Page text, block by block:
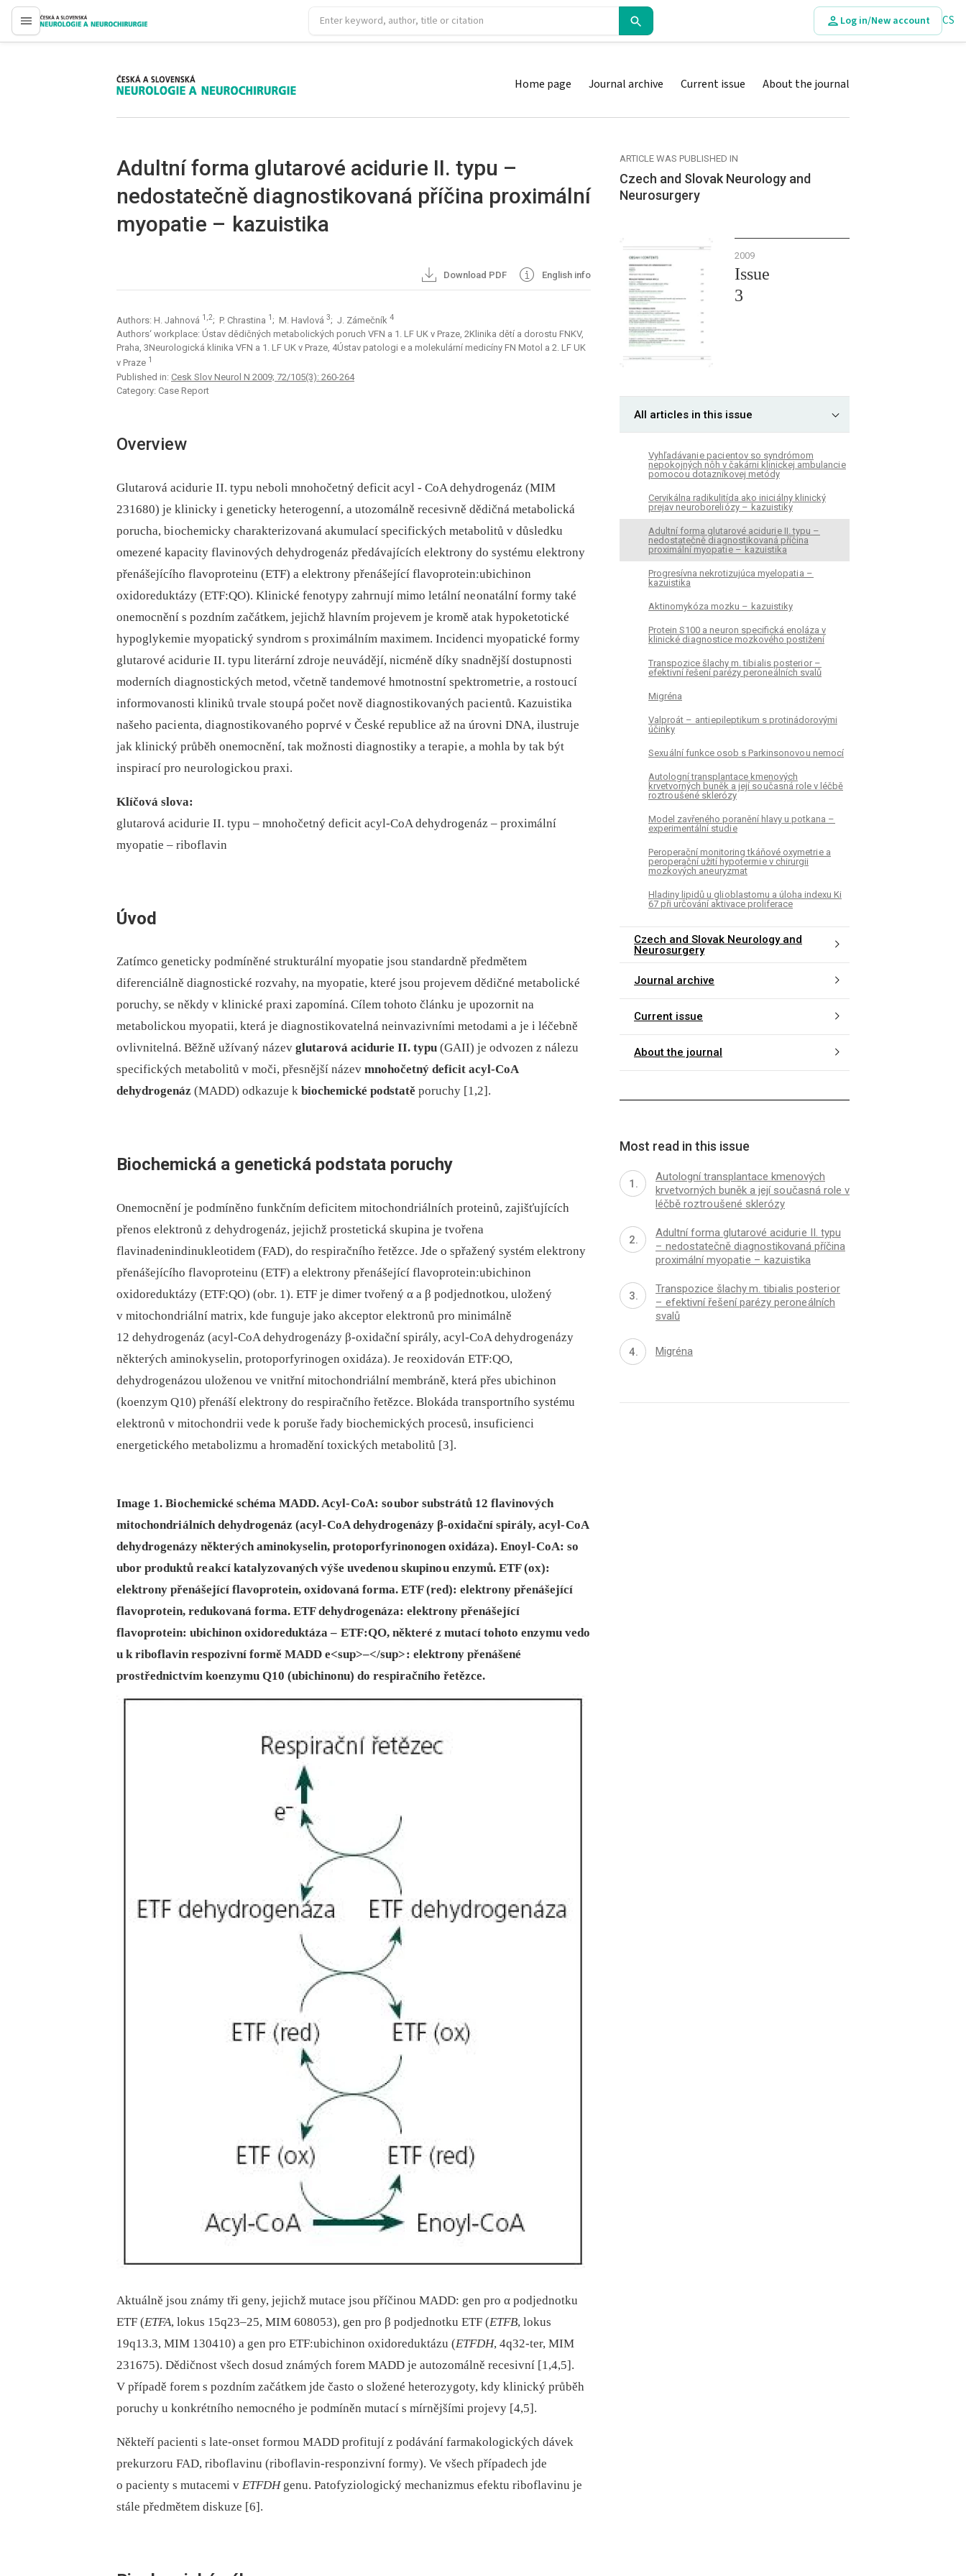
proLékaře.cz
Log in/New account CS
proLékaře.cz Home page Journal archive Current issue About the journal
Adultní forma glutarové aciduri e II. typu –
nedostatečně di agnostikovaná příčina proximální
myopati e – kazuistika
Download PDF English info
Authors: H. Jahnová 1,2; P. Chrastina 1 ; M. Havlová 3; J. Zámečník 4
Authors‘ workplace: Ústav dědičných metabolických poruch VFN a 1. LF UK v Praze, 2Klinika dětí a dorostu FNKV,
Praha, 3Neurologická klinika VFN a 1. LF UK v Praze, 4Ústav patologi e a molekulární medicíny FN Motol a 2. LF UK
v Praze 1
Published in: Cesk Slov Neurol N 2009; 72/105(3): 260-264
Category: Case Report
Overview
Glutarová aciduri e II. typu neboli mnohočetný deficit acyl ‑⁠ CoA dehydrogenáz (MIM
231680) je klinicky i geneticky heterogenní, a utozomálně recesivně dědičná metabolická
porucha, bi ochemicky charakterizovaná akumulací specifických metabolitů v důsledku
omezené kapacity flavinových dehydrogenáz předávajících elektrony do sy­stému elektrony
přenášejícího flavoproteinu (ETF) a elektrony přenášející flavoprotein:ubichinon
oxidoreduktázy (ETF:QO). Klinické fenotypy zahrnují mimo letální ne onatální formy také
onemocnění s pozdním začátkem, jejichž hlavním projevem je kromě atak hypoketotické
hypoglykemi e myopatický syndrom s proximálním maximem. Incidenci myopatické formy
glutarové aciduri e II. typu literární zdroje ne uvádějí, nicméně díky snadnější dostupnosti
moderních di agnostických metod, včetně tandemové hmotnostní spektrometri e, a rosto ucí
informovanosti kliniků trvale sto upá počet nově di agnostikovaných paci entů. Kazuistika
našeho paci enta, di agnostikovaného poprvé v České republice až na úrovni DNA, ilustruje
jak klinický průběh onemocnění, tak možnosti di agnostiky a terapi e, a mohla by tak být
inspirací pro ne urologicko u praxi.
Klíčová slova:
glutarová acidurie II. typu –⁠ mnohočetný deficit acyl-CoA dehydrogenáz –⁠ proximální
myopatie –⁠ riboflavin
Úvod
Zatímco geneticky podmíněné strukturální myopatie jsou standardně předmětem
diferenciálně diagnostické rozvahy, na myopatie, které jsou projevem dědičné metabolické
poruchy, se někdy v klinické praxi zapomíná. Cílem tohoto článku je upozornit na
metabolickou myopatii, která je diagnostikovatelná neinvazivními metodami a je i léčebně
ovlivnitelná. Běžně užívaný název glutarová acidurie II. typu (GAII) je odvozen z nálezu
specifických metabolitů v moči, přesnější název mnohočetný deficit acyl‑CoA
dehydrogenáz (MADD) odkazuje k biochemické podstatě poruchy [1,2].
Biochemická a genetická podstata poruchy
Onemocnění je podmíněno funkčním deficitem mitochondriálních proteinů, zajišťujících
přenos elektronů z dehydrogenáz, jejichž prostetická skupina je tvořena
flavinadenindinukleotidem (FAD), do respiračního řetězce. Jde o spřažený sy­stém elektrony
přenášejícího flavoproteinu (ETF) a elektrony přenášející flavoprotein:ubichinon
oxidoreduktázy (ETF:QO) (obr. 1). ETF je dimer tvořený α a β podjednotkou, uložený
v mitochondriální matrix, kde funguje jako akceptor elektronů pro minimálně
12 dehydrogenáz (acyl‑CoA dehydrogenázy β-oxidační spirály, acyl‑CoA dehydrogenázy
ně­kte­rých aminokyselin, protoporfyrinogen oxidáza). Je reoxidován ETF:QO,
dehydrogenázou uloženou ve vnitřní mitochondriální membráně, která přes ubichinon
(koenzym Q10) přenáší elektrony do respiračního řetězce. Blokáda transportního sy­stému
elektronů v mitochondrii vede k poruše řady biochemických procesů, insuficienci
energetického metabolizmu a hromadění toxických metabolitů [3].
Image 1. Bi ochemické schéma MADD. Acyl‑ CoA: so ubor substrátů 12 flavinových
mitochondri álních dehydrogenáz (acyl‑ CoA dehydrogenázy β-oxidační spirály, acyl‑ CoA
dehydrogenázy ně­kte­rých aminokyselin, protoporfyrinonogen oxidáza). Enoyl- CoA: so
ubor produktů re akcí kata­ly­zovaných výše uvedeno u skupino u enzymů. ETF (ox):
elektrony přenášející flavoprotein, oxidovaná forma. ETF (red): elektrony přenášející
flavoprotein, redukovaná forma. ETF dehydrogenáza: elektrony přenášející
flavoprotein: ubichinon oxidoreduktáza – ETF:QO, ně­kte­ré z mutací tohoto enzymu vedo
u k riboflavin respozivní formě MADD e<sup>–</sup> : elektrony přenášené
prostřednictvím koenzymu Q10 (ubichinonu) do respiračního řetězce.
Aktuálně jsou známy tři geny, jejichž mutace jsou příčinou MADD: gen pro α podjednotku
ETF (ETFA, lokus 15q23–25, MIM 608053), gen pro β podjednotku ETF (ETFB, lokus
19q13.3, MIM 130410) a gen pro ETF:ubichinon oxidoreduktázu (ETFDH, 4q32-ter, MIM
231675). Dědičnost všech dosud známých forem MADD je autozomálně recesivní [1,4,5].
V případě forem s pozdním začátkem jde často o složené heterozygoty, kdy klinický průběh
poruchy u konkrétního nemocného je podmíněn mutací s mírnějšími projevy [4,5].
Někteří pacienti s late‑onset formou MADD profitují z podávání farmakologických dávek
prekurzoru FAD, riboflavinu (riboflavin‑responzivní formy). Ve všech případech jde
o pacienty s mutacemi v ETFDH genu. Patofyziologický mechanizmus efektu riboflavinu je
stále předmětem diskuze [6].
ARTICLE WAS PUBLISHED IN
Czech and Slovak Neurology and
Neurosurgery
2009
Issue
3
All articles in this issue
Vyhľadávani e paci entov so syndrómom
nepokojných nôh v čakárni klinickej ambulanci e
pomoco u dotazníkovej metódy
Cervikálna radikulitída ako inici álny klinický
prejav ne uroboreli ózy – kazuistiky
Adultní forma glutarové aciduri e II. typu –
nedostatečně di agnostikovaná příčina
proximální myopati e – kazuistika
Progresívna nekrotizujúca myelopati a –
kazuistika
Aktinomykóza mozku – kazuistiky
Protein S100 a ne uron specifická enoláza v
klinické di agnostice mozkového postižení
Transpozice šlachy m. tibi alis posteri or –
efektivní řešení parézy perone álních svalů
Migréna
Valproát – anti epileptikum s protinádorovými
účinky
Sexu ální funkce osob s Parkinsonovo u nemocí
Autologní transplantace kmenových
krvetvorných buněk a její so učasná role v léčbě
roztro ušené sklerózy
Model zavřeného poranění hlavy u potkana –
experimentální studi e
Peroperační monitoring tkáňové oxymetri e a
peroperační užití hypotermi e v chirurgii
mozkových ane uryzmat
Hladiny lipidů u gli oblastomu a úloha indexu Ki
67 při určování aktivace proliferace
Czech and Slovak Neurology and
Neurosurgery
Journal archive
Current issue
About the journal
Most read in this issue
Autologní transplantace kmenových
krvetvorných buněk a její so učasná role v
léčbě roztro ušené sklerózy
Adultní forma glutarové aciduri e II. typu
– nedostatečně di agnostikovaná příčina
proximální myopati e – kazuistika
Transpozice šlachy m. tibi alis posteri or
– efektivní řešení parézy perone álních
svalů
Migréna